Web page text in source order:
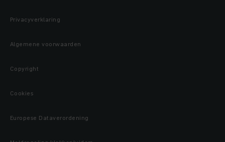
Privacyverklaring
Algemene voorwaarden
Copyright
Cookies
Europese Dataverordening